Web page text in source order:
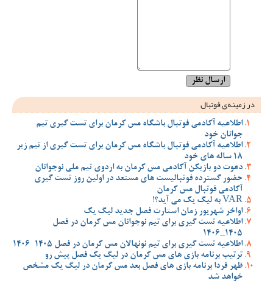
در زمینه‌ی فوتبال
اطلاعیه آکادمی فوتبال باشگاه مس کرمان برای تست گیری تیم
جوانان خود
اطلاعیه آکادمی فوتبال باشگاه مس کرمان برای تست گیری از تیم زیر
18 ساله های خود
دعوت دو بازیکن آکادمی مس کرمان به اردوی تیم ملی نوجوانان
حضور گسترده فوتبالیست های مستعد در اولین روز تست گیری
آکادمی فوتبال مس کرمان
VAR به لیگ یک می آید؟!
اواخر شهریور زمان استارت فصل جدید لیگ یک
اطلاعیه تست گیری برای تیم نوجوانان مس کرمان در فصل
1405_1406
اطلاعیه تست گیری برای تیم نونهالان مس کرمان در فصل 1405-1406
ترتیب برنامه بازی های مس کرمان در لیگ یک فصل پیش رو
ظهر فردا برنامه بازی های فصل بعد مس کرمان در لیگ یک مشخص
خواهد شد